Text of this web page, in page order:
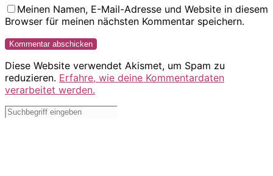
Meinen Namen, E-Mail-Adresse und Website in diesem
Browser für meinen nächsten Kommentar speichern.
Diese Website verwendet Akismet, um Spam zu
reduzieren. Erfahre, wie deine Kommentardaten
verarbeitet werden.